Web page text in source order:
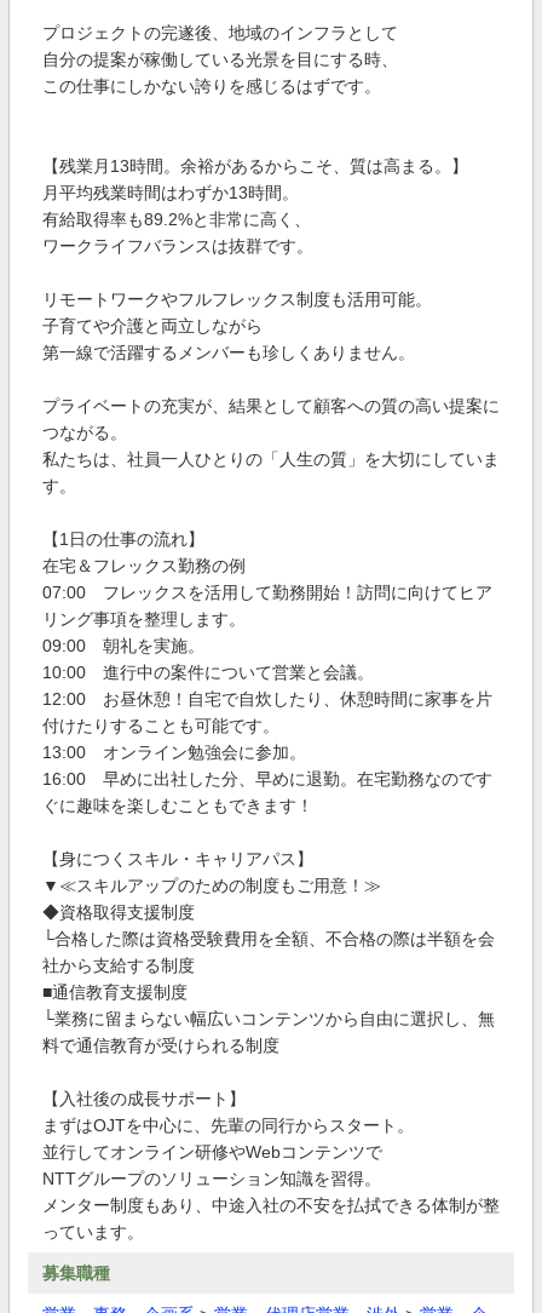
プロジェクトの完遂後、地域のインフラとして
自分の提案が稼働している光景を目にする時、
この仕事にしかない誇りを感じるはずです。
【残業月13時間。余裕があるからこそ、質は高まる。】
月平均残業時間はわずか13時間。
有給取得率も89.2%と非常に高く、
ワークライフバランスは抜群です。
リモートワークやフルフレックス制度も活用可能。
子育てや介護と両立しながら
第一線で活躍するメンバーも珍しくありません。
プライベートの充実が、結果として顧客への質の高い提案に
つながる。
私たちは、社員一人ひとりの「人生の質」を大切にしていま
す。
【1日の仕事の流れ】
在宅＆フレックス勤務の例
07:00 フレックスを活用して勤務開始！訪問に向けてヒア
リング事項を整理します。
09:00 朝礼を実施。
10:00 進行中の案件について営業と会議。
12:00 お昼休憩！自宅で自炊したり、休憩時間に家事を片
付けたりすることも可能です。
13:00 オンライン勉強会に参加。
16:00 早めに出社した分、早めに退勤。在宅勤務なのです
ぐに趣味を楽しむこともできます！
【身につくスキル・キャリアパス】
▼≪スキルアップのための制度もご用意！≫
◆資格取得支援制度
└合格した際は資格受験費用を全額、不合格の際は半額を会
社から支給する制度
■通信教育支援制度
└業務に留まらない幅広いコンテンツから自由に選択し、無
料で通信教育が受けられる制度
【入社後の成長サポート】
まずはOJTを中心に、先輩の同行からスタート。
並行してオンライン研修やWebコンテンツで
NTTグループのソリューション知識を習得。
メンター制度もあり、中途入社の不安を払拭できる体制が整
っています。
募集職種